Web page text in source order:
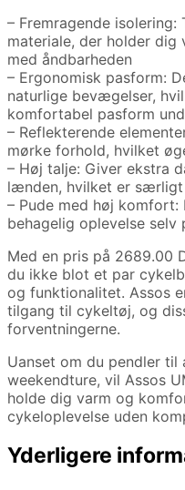
– Fremragende
materiale, der holder dig
med åndbarheden
– Ergonomisk pasform:
naturlige bevægelser,
komfortabel pasform
– Reflekterende
mørke forhold, hvilket
– Høj talje: Giver ekstra
lænden, hvilket er
– Pude med høj komfort:
behagelig oplevelse
Med en pris på 2689.00
du ikke blot et par
og funktionalitet. Assos
tilgang til cykeltøj, og
forventningerne.
Uanset om du pendler til
weekendture, vil Assos
holde dig varm og
cykeloplevelse uden
Yderligere